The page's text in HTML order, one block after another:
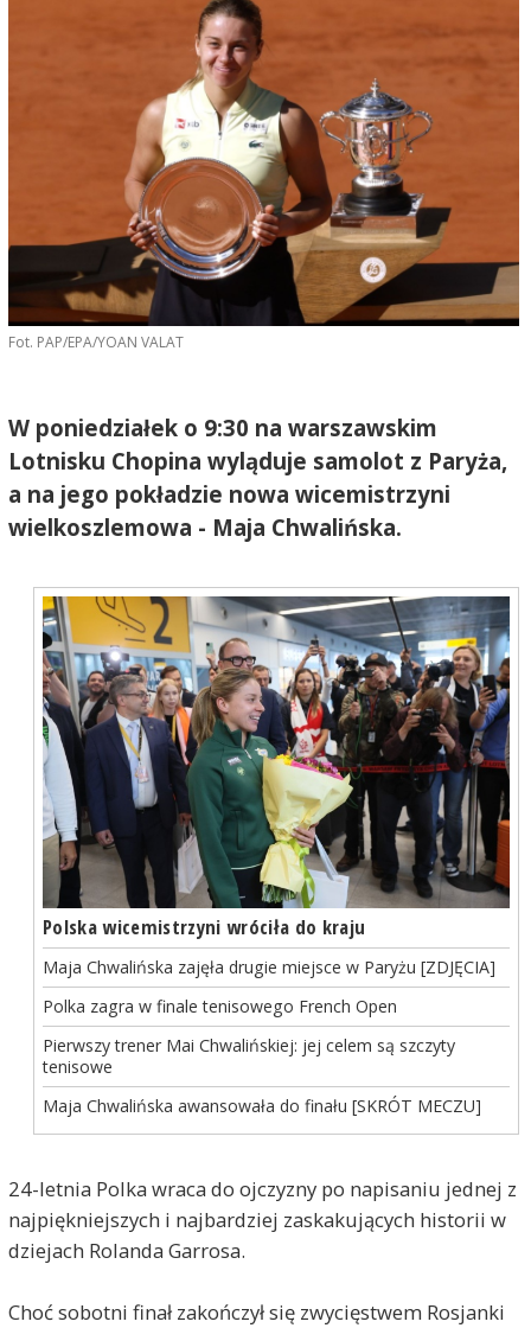
Fot. PAP/EPA/YOAN VALAT
W poniedziałek o 9:30 na warszawskim
Lotnisku Chopina wyląduje samolot z Paryża,
a na jego pokładzie nowa wicemistrzyni
wielkoszlemowa - Maja Chwalińska.
Polska wicemistrzyni wróciła do kraju
Maja Chwalińska zajęła drugie miejsce w Paryżu [ZDJĘCIA]
Polka zagra w finale tenisowego French Open
Pierwszy trener Mai Chwalińskiej: jej celem są szczyty
tenisowe
Maja Chwalińska awansowała do finału [SKRÓT MECZU]
24-letnia Polka wraca do ojczyzny po napisaniu jednej z
najpiękniejszych i najbardziej zaskakujących historii w
dziejach Rolanda Garrosa.
Choć sobotni finał zakończył się zwycięstwem Rosjanki